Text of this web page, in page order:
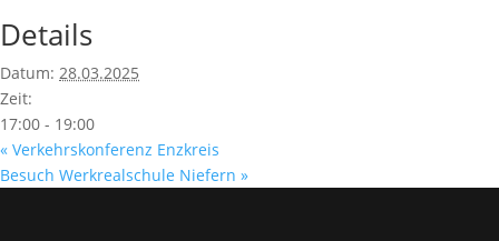
Details
Datum: 28.03.2025
Zeit:
17:00 - 19:00
« Verkehrskonferenz Enzkreis
Besuch Werkrealschule Niefern »